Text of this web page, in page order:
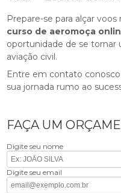
Prepare-se para alçar
curso de aeromoça
oportunidade de se tornar
aviação civil.
Entre em contato
sua jornada rumo ao
FAÇA UM
Digite seu nome
Digite seu email